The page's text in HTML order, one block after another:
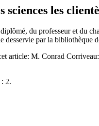
sciences les
du professeur et du
desservie par la
article: M. Conrad
2.